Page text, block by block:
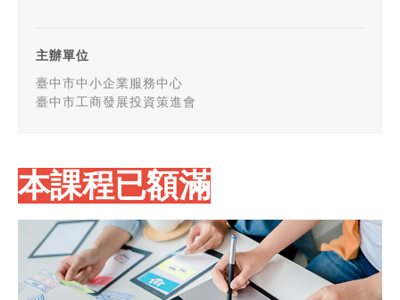
主辦單位
臺中市中小企業服務中心
臺中市工商發展投資策進會
本課程已額滿